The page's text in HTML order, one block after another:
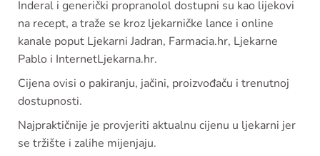
Inderal i generički propranolol dostupni su kao lijekovi
na recept, a traže se kroz ljekarničke lance i online
kanale poput Ljekarni Jadran, Farmacia.hr, Ljekarne
Pablo i InternetLjekarna.hr.
Cijena ovisi o pakiranju, jačini, proizvođaču i trenutnoj
dostupnosti.
Najpraktičnije je provjeriti aktualnu cijenu u ljekarni jer
se tržište i zalihe mijenjaju.